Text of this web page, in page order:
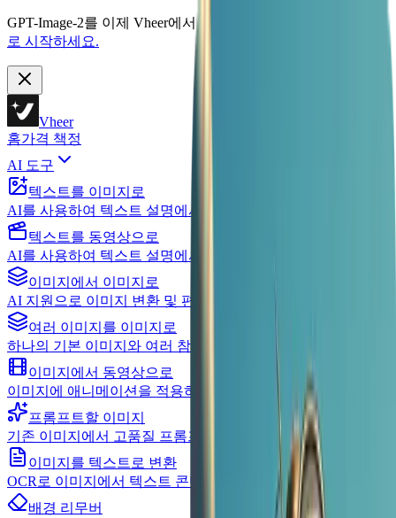
GPT-Image-2를 이제 Vheer에서 사용할 수 있습니다.
로 시작하세요.
Vheer
홈가격 책정
AI 도구
텍스트를 이미지로
AI를 사용하여 텍스트 설명에서 멋진 이미지 생성하기
텍스트를 동영상으로
AI를 사용하여 텍스트 설명에서 동영상 생성하기
이미지에서 이미지로
AI 지원으로 이미지 변환 및 편집
여러 이미지를 이미지로
하나의 기본 이미지와 여러 참조 이미지로 편집
이미지에서 동영상으로
이미지에 애니메이션을 적용하고 동영상 제작
프롬프트할 이미지
기존 이미지에서 고품질 프롬프트 추출
이미지를 텍스트로 변환
OCR로 이미지에서 텍스트 콘텐츠 추출
배경 리무버